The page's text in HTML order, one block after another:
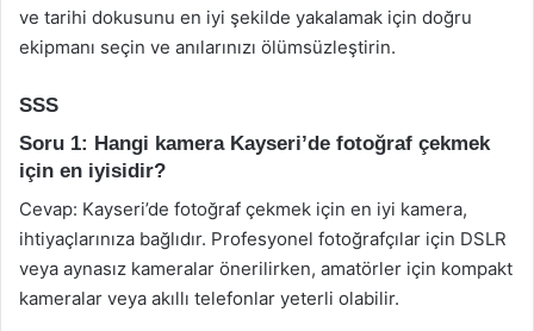
ve tarihi dokusunu en iyi şekilde yakalamak için doğru
ekipmanı seçin ve anılarınızı ölümsüzleştirin.
SSS
Soru 1: Hangi kamera Kayseri’de fotoğraf çekmek
için en iyisidir?
Cevap: Kayseri’de fotoğraf çekmek için en iyi kamera,
ihtiyaçlarınıza bağlıdır. Profesyonel fotoğrafçılar için DSLR
veya aynasız kameralar önerilirken, amatörler için kompakt
kameralar veya akıllı telefonlar yeterli olabilir.